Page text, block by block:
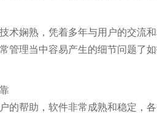
术娴熟，凭着多年与用户的交流
管理当中容易产生的细节问题了
的帮助，软件非常成熟和稳定，